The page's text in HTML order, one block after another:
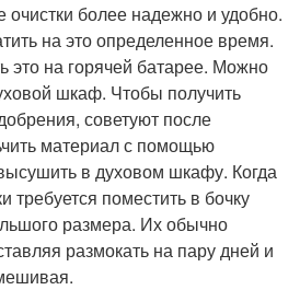
более надежно и удобно.
на это определенное время.
это на горячей батарее. Можно
шкаф. Чтобы получить
советуют после
материал с помощью
в духовом шкафу. Когда
требуется поместить в бочку
размера. Их обычно
размокать на пару дней и